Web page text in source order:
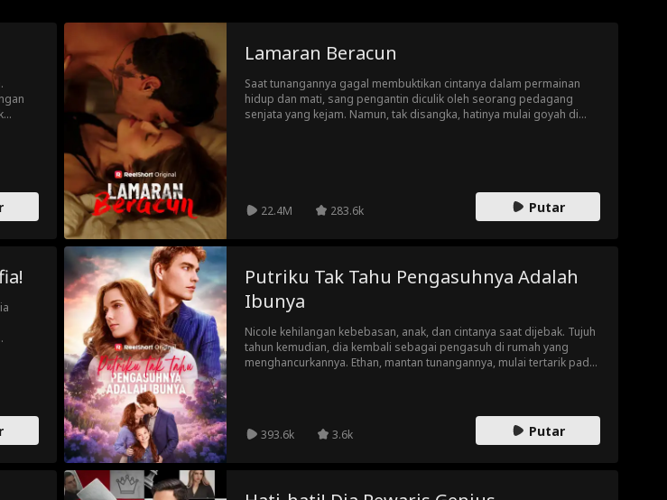
Lamaran Beracun
Saat tunangannya gagal membuktikan cintanya dalam permainan
hidup dan mati, sang pengantin diculik oleh seorang pedagang
senjata yang kejam. Namun, tak disangka, hatinya mulai goyah di
22.4M 283.6k Putar
Putriku Tak Tahu Pengasuhnya Adalah
Ibunya
Nicole kehilangan kebebasan, anak, dan cintanya saat dijebak. Tujuh
tahun kemudian, dia kembali sebagai pengasuh di rumah yang
menghancurkannya. Ethan, mantan tunangannya, mulai tertarik pada
393.6k 3.6k Putar